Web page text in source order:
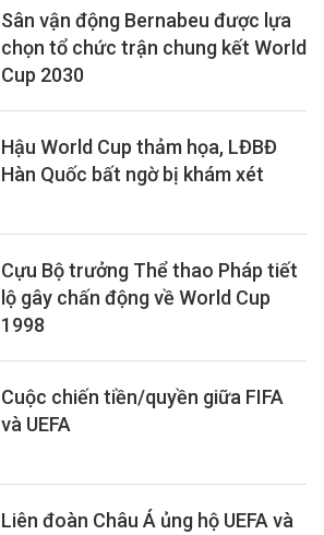
Sân vận động Bernabeu được lựa
chọn tổ chức trận chung kết World
Cup 2030
Hậu World Cup thảm họa, LĐBĐ
Hàn Quốc bất ngờ bị khám xét
Cựu Bộ trưởng Thể thao Pháp tiết
lộ gây chấn động về World Cup
1998
Cuộc chiến tiền/quyền giữa FIFA
và UEFA
Liên đoàn Châu Á ủng hộ UEFA và